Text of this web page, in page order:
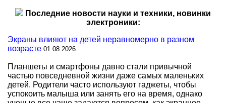
Последние новости науки и техники, новинки
электроники:
Экраны влияют на детей неравномерно в разном
возрасте 01.08.2026
Планшеты и смартфоны давно стали привычной
частью повседневной жизни даже самых маленьких
детей. Родители часто используют гаджеты, чтобы
успокоить малыша или занять его на время, однако